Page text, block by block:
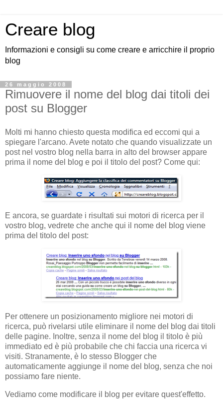
Creare blog
Informazioni e consigli su come creare e arricchire il proprio
blog
26 maggio 2008
Rimuovere il nome del blog dai titoli dei
post su Blogger
Molti mi hanno chiesto questa modifica ed eccomi qui a
spiegare l'arcano. Avete notato che quando visualizzate un
post nel vostro blog nella barra in alto del browser appare
prima il nome del blog e poi il titolo del post? Come qui:
E ancora, se guardate i risultati sui motori di ricerca per il
vostro blog, vedrete che anche qui il nome del blog viene
prima del titolo del post:
Per ottenere un posizionamento migliore nei motori di
ricerca, può rivelarsi utile eliminare il nome del blog dai titoli
delle pagine. Inoltre, senza il nome del blog il titolo è più
immediato ed è più probabile che chi faccia una ricerca vi
visiti. Stranamente, è lo stesso Blogger che
automaticamente aggiunge il nome del blog, senza che noi
possiamo fare niente.
Vediamo come modificare il blog per evitare quest'effetto.